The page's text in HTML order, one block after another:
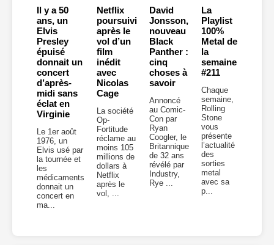
Il y a 50
ans, un
Elvis
Presley
épuisé
donnait un
concert
d’après-
midi sans
éclat en
Virginie
Le 1er août
1976, un
Elvis usé par
la tournée et
les
médicaments
donnait un
concert en
ma...
Netflix
poursuivi
après le
vol d’un
film
inédit
avec
Nicolas
Cage
La société
Op-
Fortitude
réclame au
moins 105
millions de
dollars à
Netflix
après le
vol, ...
David
Jonsson,
nouveau
Black
Panther :
cinq
choses à
savoir
Annoncé
au Comic-
Con par
Ryan
Coogler, le
Britannique
de 32 ans
révélé par
Industry,
Rye ...
La
Playlist
100%
Metal de
la
semaine
#211
Chaque
semaine,
Rolling
Stone
vous
présente
l’actualité
des
sorties
metal
avec sa
p...